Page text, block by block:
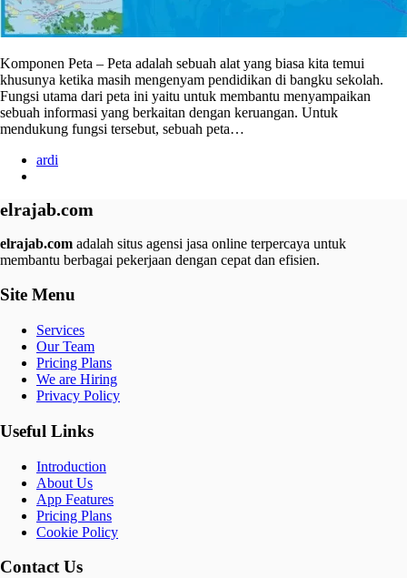
Komponen Peta – Peta adalah sebuah alat yang biasa kita temui
khusunya ketika masih mengenyam pendidikan di bangku sekolah.
Fungsi utama dari peta ini yaitu untuk membantu menyampaikan
sebuah informasi yang berkaitan dengan keruangan. Untuk
mendukung fungsi tersebut, sebuah peta…
ardi
elrajab.com
elrajab.com adalah situs agensi jasa online terpercaya untuk
membantu berbagai pekerjaan dengan cepat dan efisien.
Site Menu
Services
Our Team
Pricing Plans
We are Hiring
Privacy Policy
Useful Links
Introduction
About Us
App Features
Pricing Plans
Cookie Policy
Contact Us